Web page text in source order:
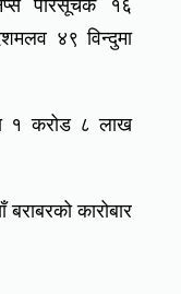
परिसूचक १६
४९ विन्दुमा
१ करोड ८ लाख
कारोबार